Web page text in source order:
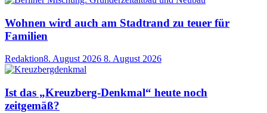
Wohnen wird auch am Stadtrand zu teuer für
Familien
Redaktion8. August 2026 8. August 2026
Ist das „Kreuzberg-Denkmal“ heute noch
zeitgemäß?